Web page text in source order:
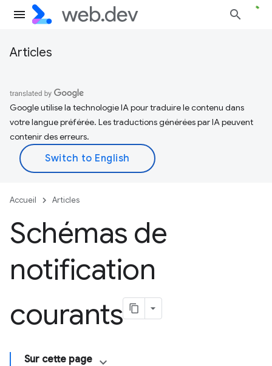
Articles
Google utilise la technologie IA pour traduire le contenu dans
votre langue préférée. Les traductions générées par IA peuvent
contenir des erreurs.
Accueil Articles
Schémas de
notification
courants
Sur cette page